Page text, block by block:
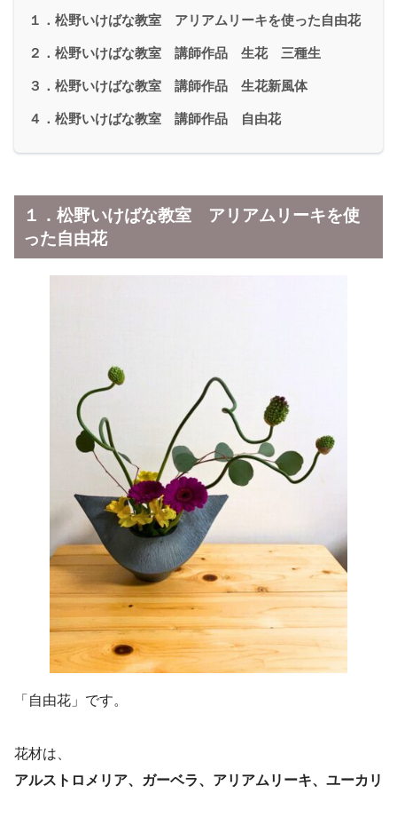
１．松野いけばな教室 アリアムリーキを使った自由花
２．松野いけばな教室 講師作品 生花 三種生
３．松野いけばな教室 講師作品 生花新風体
４．松野いけばな教室 講師作品 自由花
１．松野いけばな教室 アリアムリーキを使
った自由花
「自由花」です。
花材は、
アルストロメリア、ガーベラ、アリアムリーキ、ユーカリ